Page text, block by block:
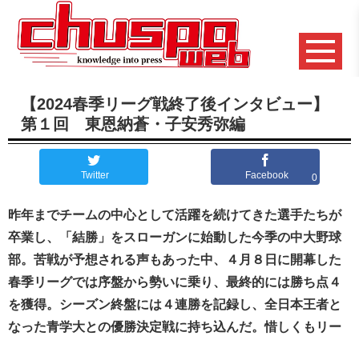
【2024春季リーグ戦終了後インタビュー】
第１回 東恩納蒼・子安秀弥編
Twitter Facebook 0
昨年までチームの中心として活躍を続けてきた選手たちが
卒業し、「結勝」をスローガンに始動した今季の中大野球
部。苦戦が予想される声もあった中、４月８日に開幕した
春季リーグでは序盤から勢いに乗り、最終的には勝ち点４
を獲得。シーズン終盤には４連勝を記録し、全日本王者と
なった青学大との優勝決定戦に持ち込んだ。惜しくもリー